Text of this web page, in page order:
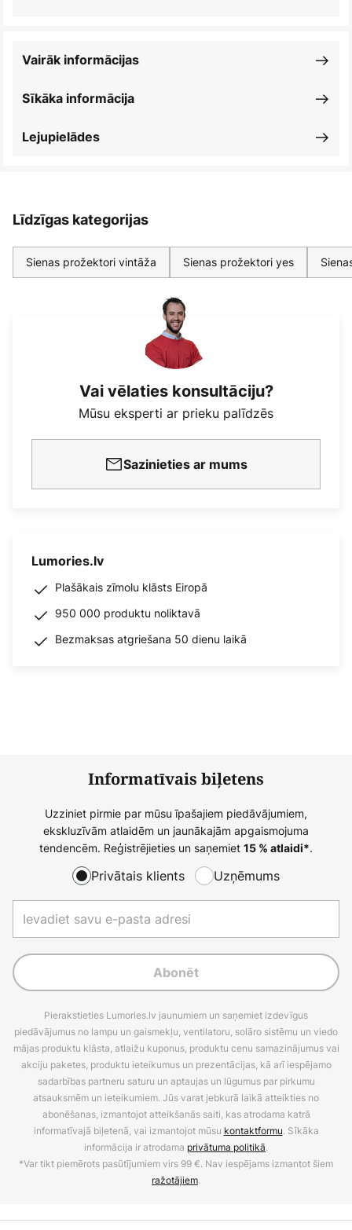
Sīkāka informācija
Vairāk informācijas
Lejupielādes
Līdzīgas kategorijas
Sienas prožektori vintāža Sienas prožektori yes
Vai vēlaties konsultāciju?
Mūsu eksperti ar prieku palīdzēs
Sazinieties ar mums
Lumories.lv
Plašākais zīmolu klāsts Eiropā
950 000 produktu noliktavā
Bezmaksas atgriešana 50 dienu laikā
Informatīvais biļetens
Uzziniet pirmie par mūsu īpašajiem piedāvājumiem,
ekskluzīvām atlaidēm un jaunākajām apgaismojuma
tendencēm. Reģistrējieties un saņemiet 15 % atlaidi*.
Privātais klients Uzņēmums
Abonēt
Pierakstieties Lumories.lv jaunumiem un saņemiet izdevīgus
piedāvājumus no lampu un gaismekļu, ventilatoru, solāro sistēmu un viedo
mājas produktu klāsta, atlaižu kuponus, produktu cenu samazinājumus vai
akciju paketes, produktu ieteikumus un prezentācijas, kā arī iespējamo
sadarbības partneru saturu un aptaujas un lūgumus par pirkumu
atsauksmēm un ieteikumiem. Jūs varat jebkurā laikā atteikties no
abonēšanas, izmantojot atteikšanās saiti, kas atrodama katrā
informatīvajā biļetenā, vai izmantojot mūsu kontaktformu. Sīkāka
informācija ir atrodama privātuma politikā.
*Var tikt piemērots pasūtījumiem virs 99 €. Nav iespējams izmantot šiem
ražotājiem.